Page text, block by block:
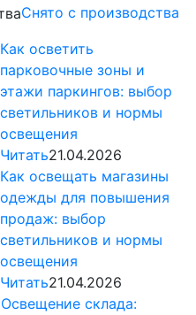
Снято с производства
Как осветить
парковочные зоны и
этажи паркингов: выбор
светильников и нормы
освещения
Читать21.04.2026
Как освещать магазины
одежды для повышения
продаж: выбор
светильников и нормы
освещения
Читать21.04.2026
Освещение склада: